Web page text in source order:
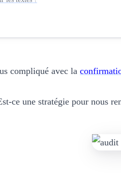
compliqué avec la
ce une stratégie pour nous